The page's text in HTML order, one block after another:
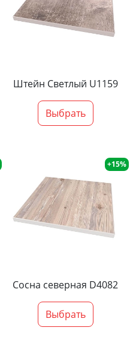
Штейн Светлый U1159
Выбрать
+15%
Сосна северная D4082
Выбрать